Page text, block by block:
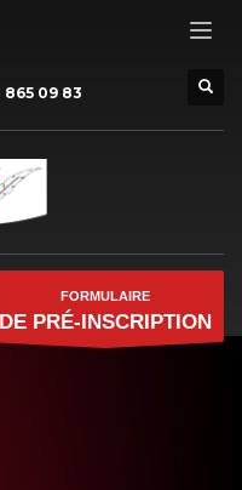
865 09 83
FORMULAIRE
DE PRÉ-INSCRIPTION